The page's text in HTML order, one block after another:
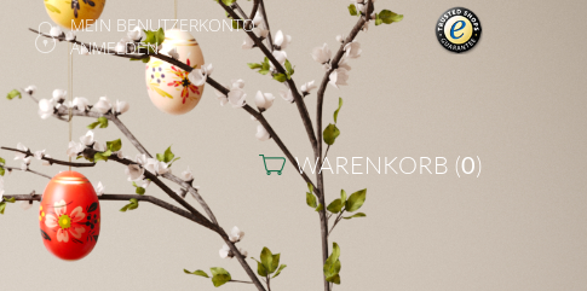
MEIN BENUTZERKONTO
ANMELDEN
WARENKORB (0)